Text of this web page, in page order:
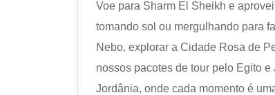
Voe para Sharm El Sheikh e
tomando sol ou mergulhando para
Nebo, explorar a Cidade Rosa de
nossos pacotes de tour pelo Egito
Jordânia, onde cada momento é